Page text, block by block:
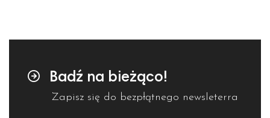
Badź na bieżąco!
Zapisz się do bezpłątnego newsleterra